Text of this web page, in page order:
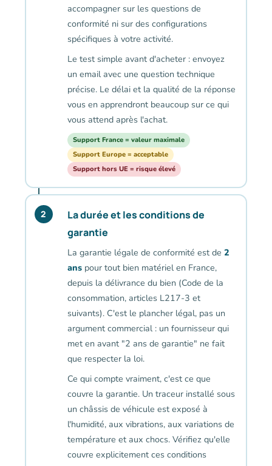
accompagner sur les questions de
conformité ni sur des configurations
spécifiques à votre activité.
Le test simple avant d'acheter : envoyez
un email avec une question technique
précise. Le délai et la qualité de la réponse
vous en apprendront beaucoup sur ce qui
vous attend après l'achat.
Support France = valeur maximale
Support Europe = acceptable
Support hors UE = risque élevé
2
La durée et les conditions de
garantie
La garantie légale de conformité est de 2
anspour tout bien matériel en France,
depuis la délivrance du bien (Code de la
consommation, articles L217-3 et
suivants). C'est le plancher légal, pas un
argument commercial : un fournisseur qui
met en avant "2 ans de garantie" ne fait
que respecter la loi.
Ce qui compte vraiment, c'est ce que
couvre la garantie. Un traceur installé sous
un châssis de véhicule est exposé à
l'humidité, aux vibrations, aux variations de
température et aux chocs. Vérifiez qu'elle
couvre explicitement ces conditions